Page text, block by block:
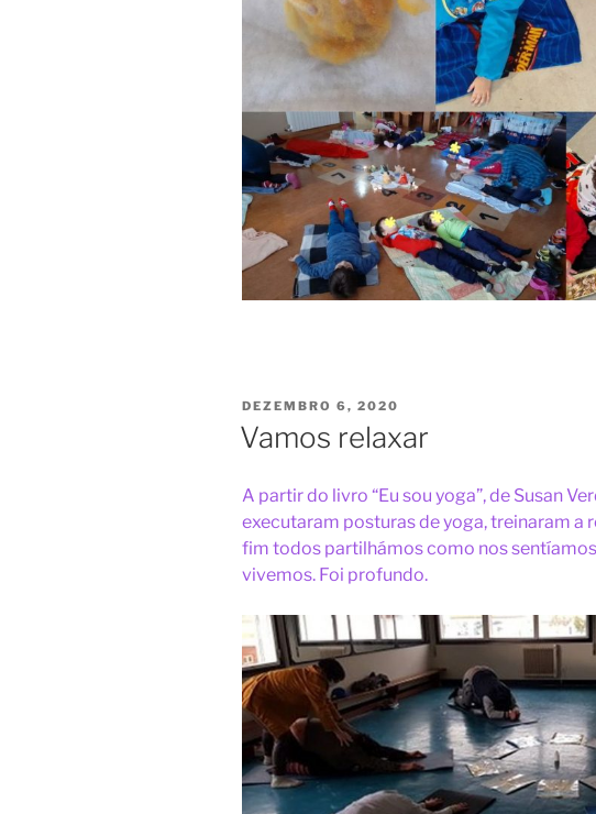
PUBLICADO
EM
DEZEMBRO 6, 2020
Vamos relaxar
A partir do livro “Eu sou yoga”, de Susan
executaram posturas de yoga, treinaram a
fim todos partilhámos como nos
vivemos. Foi profundo.